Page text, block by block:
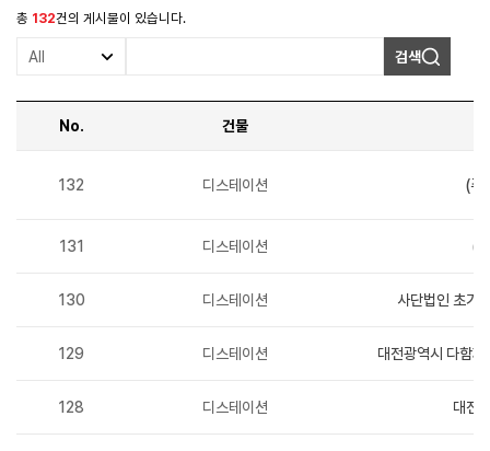
총 132건의 게시물이 있습니다.
검색
주요생산품목,
대표자명,
No. 건물
132 디스테이션 (주
131 디스테이션 (
130 디스테이션 사단법인 초기
129 디스테이션 대전광역시 다함
128 디스테이션 대전